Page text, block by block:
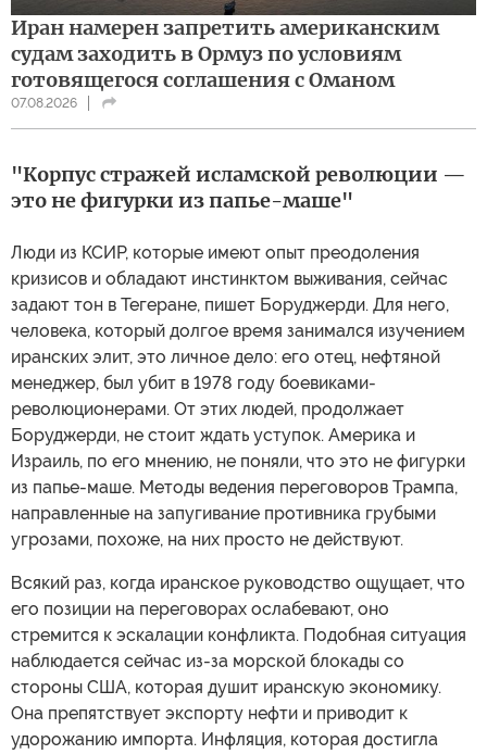
Иран намерен запретить американским
судам заходить в Ормуз по условиям
готовящегося соглашения с Оманом
07.08.2026
"Корпус стражей исламской революции —
это не фигурки из папье-маше"
Люди из КСИР, которые имеют опыт преодоления
кризисов и обладают инстинктом выживания, сейчас
задают тон в Тегеране, пишет Боруджерди. Для него,
человека, который долгое время занимался изучением
иранских элит, это личное дело: его отец, нефтяной
менеджер, был убит в 1978 году боевиками-
революционерами. От этих людей, продолжает
Боруджерди, не стоит ждать уступок. Америка и
Израиль, по его мнению, не поняли, что это не фигурки
из папье-маше. Методы ведения переговоров Трампа,
направленные на запугивание противника грубыми
угрозами, похоже, на них просто не действуют.
Всякий раз, когда иранское руководство ощущает, что
его позиции на переговорах ослабевают, оно
стремится к эскалации конфликта. Подобная ситуация
наблюдается сейчас из-за морской блокады со
стороны США, которая душит иранскую экономику.
Она препятствует экспорту нефти и приводит к
удорожанию импорта. Инфляция, которая достигла